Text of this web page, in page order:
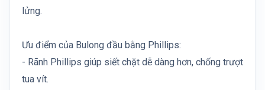
lửng.
Ưu điểm của Bulong đầu bằng Phillips:
- Rãnh Phillips giúp siết chặt dễ dàng hơn, chống trượt
tua vít.